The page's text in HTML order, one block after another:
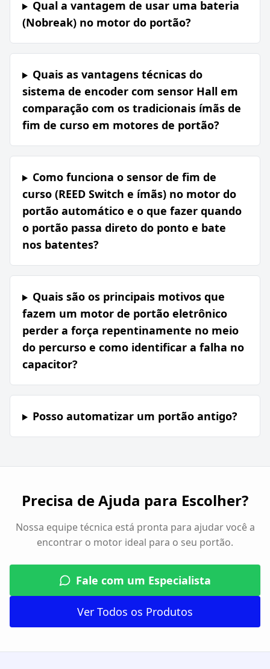
Qual a vantagem de usar uma bateria
(Nobreak) no motor do portão?
Quais as vantagens técnicas do
sistema de encoder com sensor Hall em
comparação com os tradicionais ímãs de
fim de curso em motores de portão?
Como funciona o sensor de fim de
curso (REED Switch e ímãs) no motor do
portão automático e o que fazer quando
o portão passa direto do ponto e bate
nos batentes?
Quais são os principais motivos que
fazem um motor de portão eletrônico
perder a força repentinamente no meio
do percurso e como identificar a falha no
capacitor?
Posso automatizar um portão antigo?
Precisa de Ajuda para Escolher?
Nossa equipe técnica está pronta para ajudar você a
encontrar o motor ideal para o seu portão.
Fale com um Especialista
Ver Todos os Produtos